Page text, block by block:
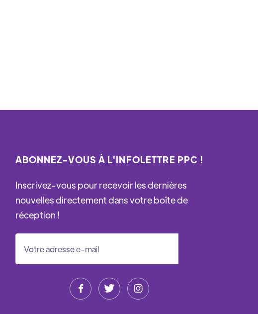
ABONNEZ-VOUS À L'INFOLETTRE PPC !
Inscrivez-vous pour recevoir les dernières
nouvelles directement dans votre boîte de
réception !
  